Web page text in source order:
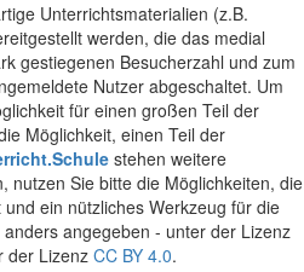
Unterrichtsmaterialien (z.B.
werden, die das medial
gestiegenen Besucherzahl und zum
Nutzer abgeschaltet. Um
für einen großen Teil der
Möglichkeit, einen Teil der
stehen weitere
nutzen Sie bitte die Möglichkeiten, die
ein nützliches Werkzeug für die
angegeben - unter der Lizenz
der Lizenz CC BY 4.0.